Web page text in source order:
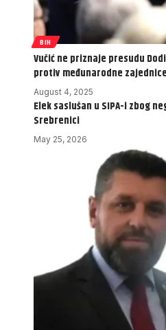
BIH
Vučić ne priznaje presudu
protiv međunarodne zajednice
August 4, 2025
Elek saslušan u SIPA-i zbog
Srebrenici
May 25, 2026